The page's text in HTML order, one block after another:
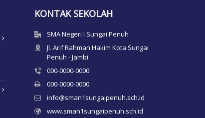
KONTAK SEKOLAH
SMA Negeri I Sungai Penuh
Jl. Arif Rahman Hakim Kota Sungai
Penuh - Jambi
000-0000-0000
000-0000-0000
info@sman1sungaipenuh.sch.id
www.sman1sungaipenuh.sch.id